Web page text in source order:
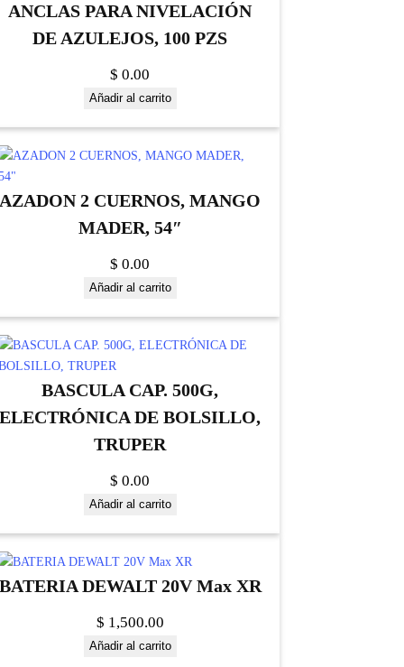
ANCLAS PARA NIVELACIÓN
DE AZULEJOS, 100 PZS
$ 0.00
Añadir al carrito
AZADON 2 CUERNOS, MANGO
MADER, 54″
$ 0.00
Añadir al carrito
BASCULA CAP. 500G,
ELECTRÓNICA DE BOLSILLO,
TRUPER
$ 0.00
Añadir al carrito
DEWALT 20V Max XR
$ 1,500.00
Añadir al carrito